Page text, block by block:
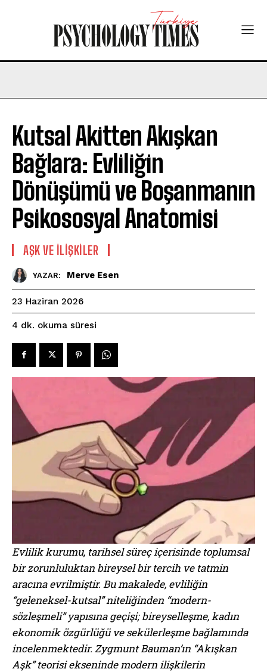
Kutsal Akitten Akışkan
Bağlara: Evliliğin
Dönüşümü ve Boşanmanın
Psikososyal Anatomisi
AŞK VE İLIŞKILER
YAZAR: Merve Esen
23 Haziran 2026
4 dk. okuma süresi
Evlilik kurumu, tarihsel süreç içerisinde toplumsal
bir zorunluluktan bireysel bir tercih ve tatmin
aracına evrilmiştir. Bu makalede, evliliğin
“geleneksel-kutsal” niteliğinden “modern-
sözleşmeli” yapısına geçişi; bireyselleşme, kadın
ekonomik özgürlüğü ve sekülerleşme bağlamında
incelenmektedir. Zygmunt Bauman’ın “Akışkan
Aşk” teorisi ekseninde modern ilişkilerin